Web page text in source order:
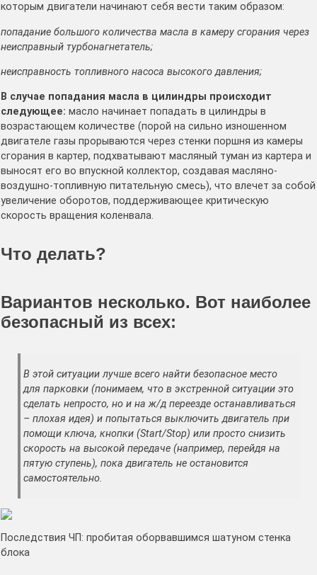
которым двигатели начинают себя вести таким образом:
попадание большого количества масла в камеру сгорания через
неисправный турбонагнетатель;
неисправность топливного насоса высокого давления;
В случае попадания масла в цилиндры происходит
следующее: масло начинает попадать в цилиндры в
возрастающем количестве (порой на сильно изношенном
двигателе газы прорываются через стенки поршня из камеры
сгорания в картер, подхватывают масляный туман из картера и
выносят его во впускной коллектор, создавая масляно-
воздушно-топливную питательную смесь), что влечет за собой
увеличение оборотов, поддерживающее критическую
скорость вращения коленвала.
Что делать?
Вариантов несколько. Вот наиболее
безопасный из всех:
В этой ситуации лучше всего найти безопасное место
для парковки (понимаем, что в экстренной ситуации это
сделать непросто, но и на ж/д переезде останавливаться
– плохая идея) и попытаться выключить двигатель при
помощи ключа, кнопки (Start/Stop) или просто снизить
скорость на высокой передаче (например, перейдя на
пятую ступень), пока двигатель не остановится
самостоятельно.
Последствия ЧП: пробитая оборвавшимся шатуном стенка
блока